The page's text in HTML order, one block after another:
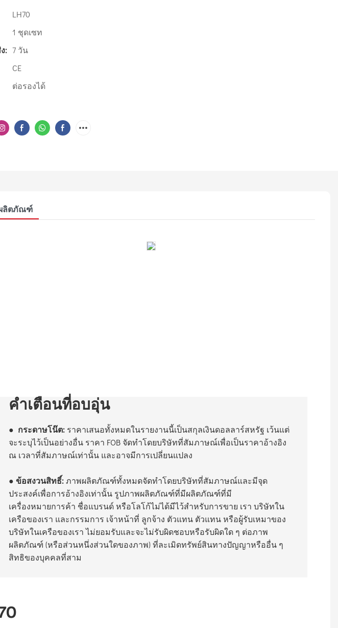
LH70
1 ชุดเซท
: 7 วัน
CE
ต่อรองได้
ผลิตภัณฑ์
คำเตือนที่อบอุ่น
● กระดาษโน๊ต: ราคาเสนอทั้งหมดในรายงานนี้เป็นสกุลเงินดอลลาร์สหรัฐ เว้นแต่
จะระบุไว้เป็นอย่างอื่น ราคา FOB จัดทำโดยบริษัทที่สัมภาษณ์เพื่อเป็นราคาอ้างอิง
ณ เวลาที่สัมภาษณ์เท่านั้น และอาจมีการเปลี่ยนแปลง
● ข้อสงวนสิทธิ์:ภาพผลิตภัณฑ์ทั้งหมดจัดทำโดยบริษัทที่สัมภาษณ์และมีจุด
ประสงค์เพื่อการอ้างอิงเท่านั้น รูปภาพผลิตภัณฑ์ที่มีผลิตภัณฑ์ที่มี
เครื่องหมายการค้า ชื่อแบรนด์ หรือโลโก้ไม่ได้มีไว้สำหรับการขาย เรา บริษัทใน
เครือของเรา และกรรมการ เจ้าหน้าที่ ลูกจ้าง ตัวแทน ตัวแทน หรือผู้รับเหมาของ
บริษัทในเครือของเรา ไม่ยอมรับและจะไม่รับผิดชอบหรือรับผิดใด ๆ ต่อภาพ
ผลิตภัณฑ์ (หรือส่วนหนึ่งส่วนใดของภาพ) ที่ละเมิดทรัพย์สินทางปัญญาหรืออื่น ๆ
สิทธิของบุคคลที่สาม